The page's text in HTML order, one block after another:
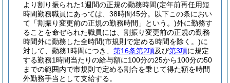
より割り振られた1週間の正規の勤務時間(定年前再任用短
時間勤務職員にあっては、38時間45分。以下この条におい
て「割振り変更前の正規の勤務時間」という。)外に勤務す
ることを命ぜられた職員には、割振り変更前の正規の勤務
時間外に勤務した全時間(市規則で定める時間を除く。)に
対して、勤務1時間につき、 第16条第2項及び第3項に規定
する勤務1時間当たりの給与額に100分の25から100分の50
までの範囲内で市規則で定める割合を乗じて得た額を時間
外勤務手当として支給する。